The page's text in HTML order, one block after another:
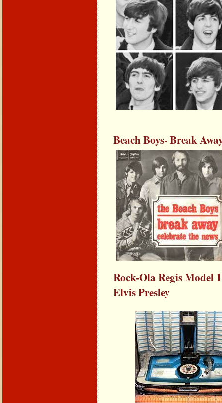
Beach Boys- Break
Rock-Ola Regis Model
Elvis Presley